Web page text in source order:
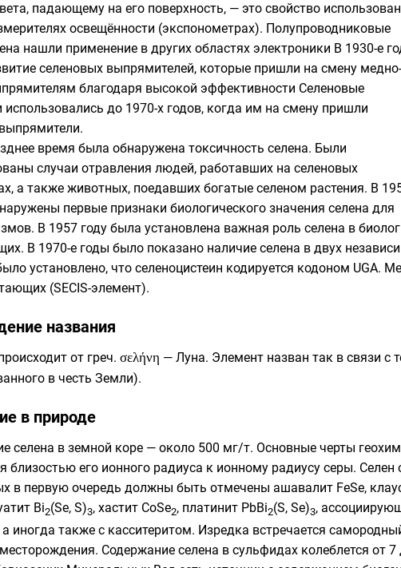
падающему на его поверхность, — это свойство
освещённости (экспонометрах). Полупроводниковые
нашли применение в других областях электроники В 1930-е
селеновых выпрямителей, которые пришли на смену медно-
благодаря высокой эффективности Селеновые
до 1970-х годов, когда им на смену пришли
.
время была обнаружена токсичность селена. Были
случаи отравления людей, работавших на селеновых
а также животных, поедавших богатые селеном растения. В
первые признаки биологического значения селена для
В 1957 году была установлена важная роль селена в
В 1970-е годы было показано наличие селена в двух
установлено, что селеноцистеин кодируется кодоном UGA.
(SECIS-элемент).
названия
от греч. σελήνη — Луна. Элемент назван так в связи с
в честь Земли).
в природе
селена в земной коре — около 500 мг/т. Основные черты
близостью его ионного радиуса к ионному радиусу серы. Селен
в первую очередь должны быть отмечены ашавалит FeSe,
Bi2(Se, S)3, хастит CoSe2, платинит PbBi2(S, Se)3,
иногда также с касситеритом. Изредка встречается
Содержание селена в сульфидах колеблется от 7